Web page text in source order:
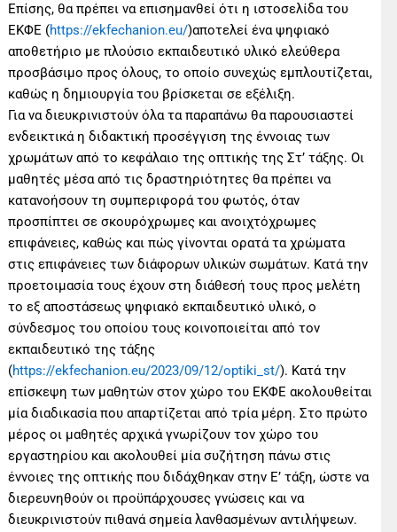
Επίσης, θα πρέπει να επισημανθεί ότι η ιστοσελίδα του
ΕΚΦΕ (https://ekfechanion.eu/)αποτελεί ένα ψηφιακό
αποθετήριο με πλούσιο εκπαιδευτικό υλικό ελεύθερα
προσβάσιμο προς όλους, το οποίο συνεχώς εμπλουτίζεται,
καθώς η δημιουργία του βρίσκεται σε εξέλιξη.
Για να διευκρινιστούν όλα τα παραπάνω θα παρουσιαστεί
ενδεικτικά η διδακτική προσέγγιση της έννοιας των
χρωμάτων από το κεφάλαιο της οπτικής της Στ’ τάξης. Οι
μαθητές μέσα από τις δραστηριότητες θα πρέπει να
κατανοήσουν τη συμπεριφορά του φωτός, όταν
προσπίπτει σε σκουρόχρωμες και ανοιχτόχρωμες
επιφάνειες, καθώς και πώς γίνονται ορατά τα χρώματα
στις επιφάνειες των διάφορων υλικών σωμάτων. Κατά την
προετοιμασία τους έχουν στη διάθεσή τους προς μελέτη
το εξ αποστάσεως ψηφιακό εκπαιδευτικό υλικό, ο
σύνδεσμος του οποίου τους κοινοποιείται από τον
εκπαιδευτικό της τάξης
(https://ekfechanion.eu/2023/09/12/optiki_st/). Κατά την
επίσκεψη των μαθητών στον χώρο του ΕΚΦΕ ακολουθείται
μία διαδικασία που απαρτίζεται από τρία μέρη. Στο πρώτο
μέρος οι μαθητές αρχικά γνωρίζουν τον χώρο του
εργαστηρίου και ακολουθεί μία συζήτηση πάνω στις
έννοιες της οπτικής που διδάχθηκαν στην Ε’ τάξη, ώστε να
διερευνηθούν οι προϋπάρχουσες γνώσεις και να
διευκρινιστούν πιθανά σημεία λανθασμένων αντιλήψεων.